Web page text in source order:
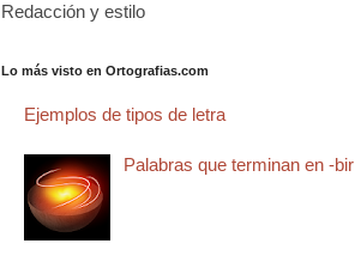
Redacción y estilo
Lo más visto en Ortografias.com
Ejemplos de tipos de letra
Palabras que terminan en -bir